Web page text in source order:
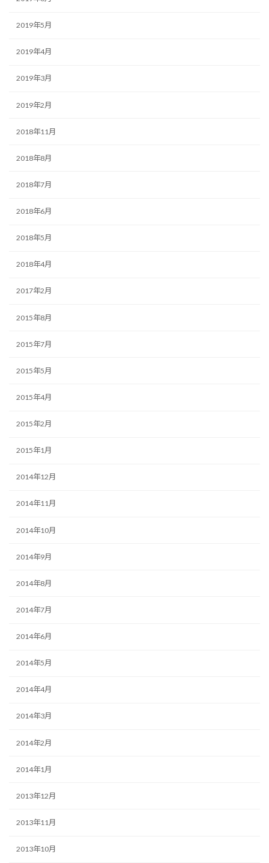
2019年5月
2019年4月
2019年3月
2019年2月
2018年11月
2018年8月
2018年7月
2018年6月
2018年5月
2018年4月
2017年2月
2015年8月
2015年7月
2015年5月
2015年4月
2015年2月
2015年1月
2014年12月
2014年11月
2014年10月
2014年9月
2014年8月
2014年7月
2014年6月
2014年5月
2014年4月
2014年3月
2014年2月
2014年1月
2013年12月
2013年11月
2013年10月